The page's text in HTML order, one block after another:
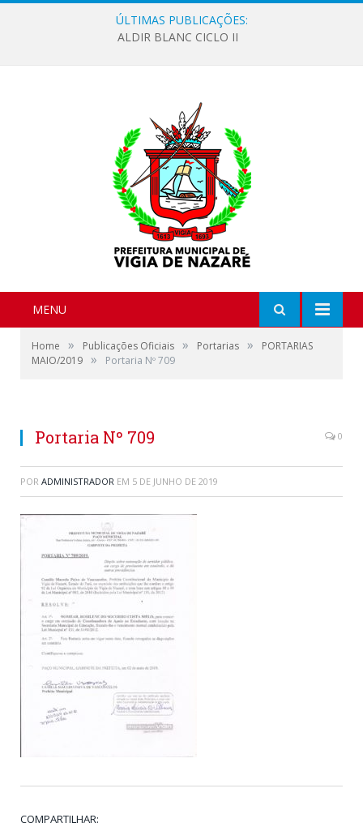
ÚLTIMAS PUBLICAÇÕES:
ALDIR BLANC CICLO II
MENU
Home » Publicações Oficiais » Portarias »
PORTARIAS
MAIO/2019 » Portaria Nº 709
Portaria Nº 709 0
POR ADMINISTRADOR EM 5 DE JUNHO DE 2019
COMPARTILHAR: